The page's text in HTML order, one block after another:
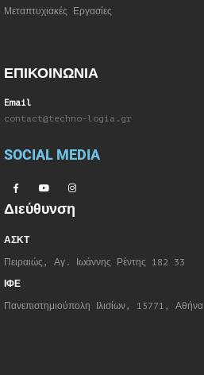
Μεταπτυχιακές Εργασίες
ΕΠΙΚΟΙΝΩΝΙΑ
Email
contact@techno-logia.gr
SOCIAL MEDIA
Διεύθυνση
ΑΣΚΤ
Πειραιώς, Αγ. Ιωάννης Ρέντης 182 33
ΙΦΕ
Πανεπιστημιούπολη Ιλισίων, 15771, Αθήνα